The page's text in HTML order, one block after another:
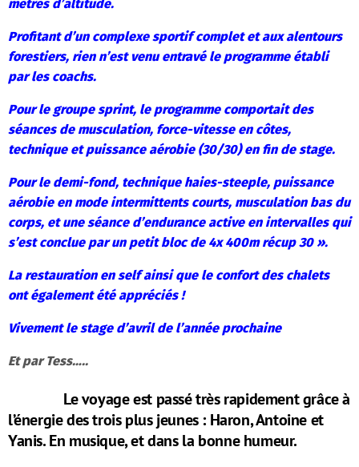
mètres d’altitude.
Profitant d’un complexe sportif complet et aux alentours
forestiers, rien n’est venu entravé le programme établi
par les coachs.
Pour le groupe sprint, le programme comportait des
séances de musculation, force-vitesse en côtes,
technique et puissance aérobie (30/30) en fin de stage.
Pour le demi-fond, technique haies-steeple, puissance
aérobie en mode intermittents courts, musculation bas du
corps, et une séance d’endurance active en intervalles qui
s’est conclue par un petit bloc de 4x 400m récup 30 ».
La restauration en self ainsi que le confort des chalets
ont également été appréciés !
Vivement le stage d’avril de l’année prochaine
Et par Tess…..
Le voyage est passé très rapidement grâce à
l’énergie des trois plus jeunes : Haron, Antoine et
Yanis. En musique, et dans la bonne humeur.